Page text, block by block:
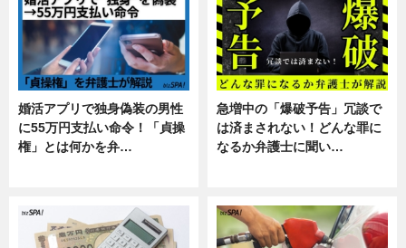
婚活アプリで独身偽装の男性
に55万円支払い命令！「貞操
権」とは何かを弁…
急増中の「爆破予告」冗談で
は済まされない！どんな罪に
なるか弁護士に聞い…